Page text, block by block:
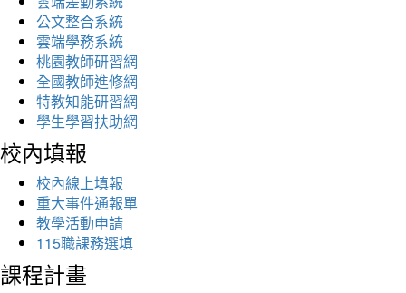
公文整合系統
雲端學務系統
桃園教師研習網
全國教師進修網
特教知能研習網
學生學習扶助網
校內填報
校內線上填報
重大事件通報單
教學活動申請
115職課務選填
課程計畫